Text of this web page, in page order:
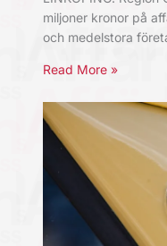
miljoner kronor på
och medelstora
Read More »